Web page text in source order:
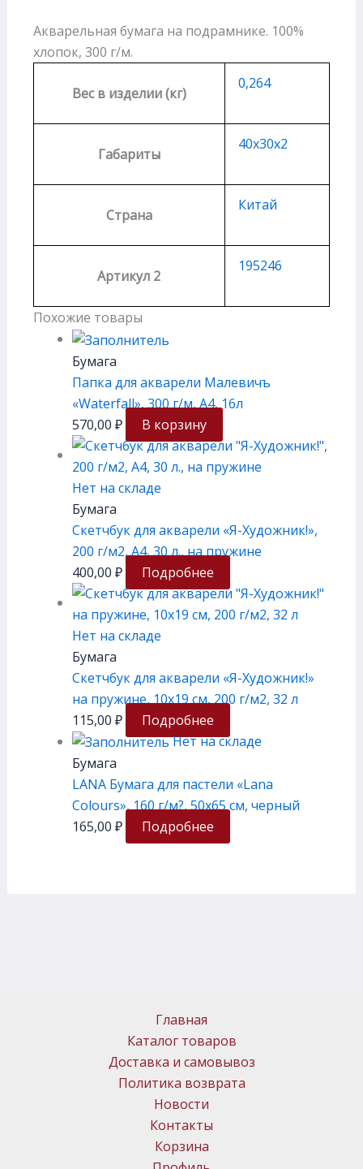
Акварельная бумага на подрамнике. 100%
хлопок, 300 г/м.
Вес в изделии (кг)
0,264
Габариты
40х30х2
Страна
Китай
Артикул 2
195246
Похожие товары
Бумага
Папка для акварели Малевичъ
«Waterfall», 300 г/м, А4, 16л
570,00 ₽ В корзину
Нет на складе
Бумага
Скетчбук для акварели «Я-Художник!»,
200 г/м2, А4, 30 л., на пружине
400,00 ₽ Подробнее
Нет на складе
Бумага
Скетчбук для акварели «Я-Художник!»
на пружине, 10х19 см, 200 г/м2, 32 л
115,00 ₽
Подробнее
Нет на складе
Бумага
LANA Бумага для пастели «Lana
Colours», 160 г/м?, 50х65 см, черный
165,00 ₽ Подробнее
Главная
Каталог товаров
Доставка и самовывоз
Политика возврата
Новости
Контакты
Корзина